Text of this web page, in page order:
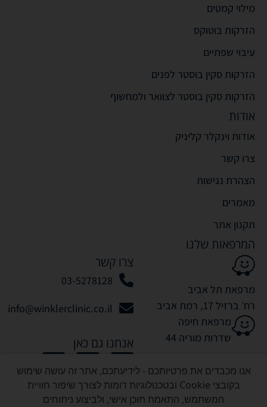
מילוי קמטים
הזרקות בוטוקס
עיבוי שפתיים
הזרקות סקין בוסטר לפנים
הזרקות סקין בוסטר לצוואר ולמחשוף
אודות
אודות וינקלר קליניק
צרו קשר
הצהרת נגישות
מאמרים
תקנון אתר
המרפאות שלנו
מרפאת תל אביב
רח׳ ברזיל 17, רמת אביב
מרפאת חיפה
שדרות מוריה 44
צרו קשר
03-5278128
info@winklerclinic.co.il
אנחנו גם כאן
אנו מכבדים את פרטיותכם - לידיעתכם, אתר זה עושה שימוש
בקובצי Cookie ובטכנולוגיות דומות לצורך שיפור חוויית
המשתמש, התאמת תוכן אישי, ולביצוע ניתוחים